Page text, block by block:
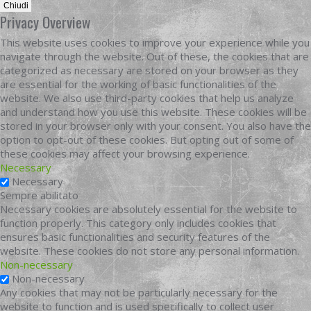
Chiudi
Privacy Overview
This website uses cookies to improve your experience while you
navigate through the website. Out of these, the cookies that are
categorized as necessary are stored on your browser as they
are essential for the working of basic functionalities of the
website. We also use third-party cookies that help us analyze
and understand how you use this website. These cookies will be
stored in your browser only with your consent. You also have the
option to opt-out of these cookies. But opting out of some of
these cookies may affect your browsing experience.
Necessary
Necessary
Sempre abilitato
Necessary cookies are absolutely essential for the website to
function properly. This category only includes cookies that
ensures basic functionalities and security features of the
website. These cookies do not store any personal information.
Non-necessary
Non-necessary
Any cookies that may not be particularly necessary for the
website to function and is used specifically to collect user